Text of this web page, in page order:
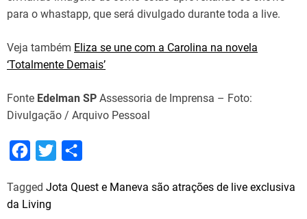
para o whastapp, que será divulgado durante toda a live.
Veja também Eliza se une com a Carolina na novela
‘Totalmente Demais’
Fonte Edelman SP Assessoria de Imprensa – Foto:
Divulgação / Arquivo Pessoal
c
e
i
a
Tagged Jota Quest e Maneva são atrações de live exclusiva
da Living